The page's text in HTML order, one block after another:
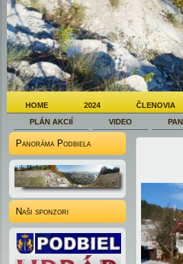
HOME 2024 ČLENOVIA
PLÁN AKCIÍ
VIDEO
Panoráma Podbiela
Naši sponzori